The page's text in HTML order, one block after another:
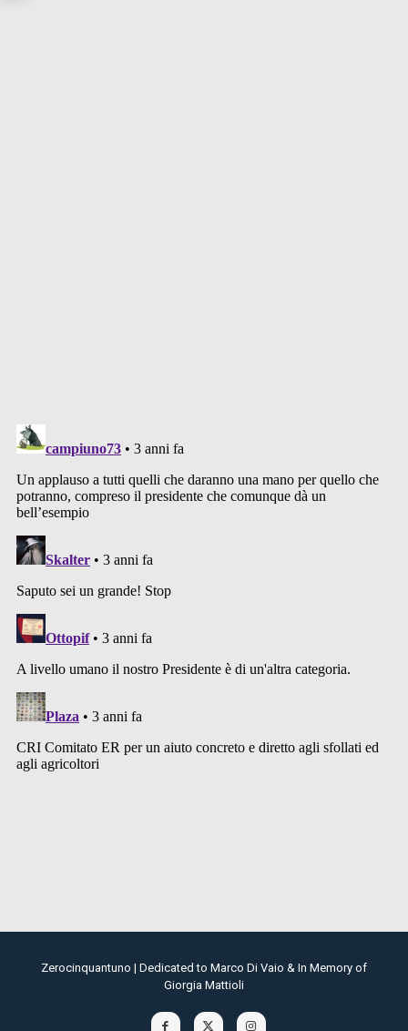
Zerocinquantuno | Dedicated to Marco Di Vaio & In Memory of
Giorgia Mattioli